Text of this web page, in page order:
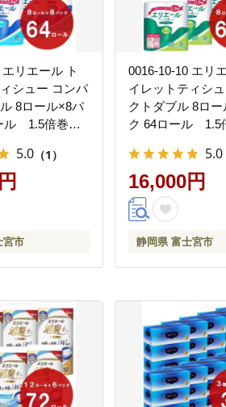
リエール ト
シュー コンパ
8ロール×8パ
ル 1.5倍巻
プ100％ 香り
耗品 備蓄
5.0 （1）
宮市
0016-10-10 エリ
イレットティシ
クトダブル 8ロー
ク 64ロール 1.5
パルプ100％ 香り
品 消耗品 備蓄
5.0
16,000円
静岡県 富士宮市